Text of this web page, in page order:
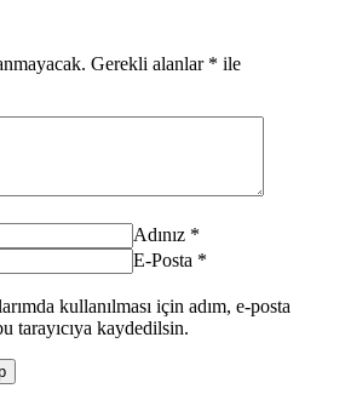
Gerekli alanlar * ile
Adınız *
E-Posta *
kullanılması için adım, e-posta
tarayıcıya kaydedilsin.